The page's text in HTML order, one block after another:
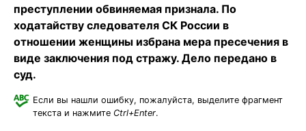
преступлении обвиняемая признала. По
ходатайству следователя СК России в
отношении женщины избрана мера пресечения в
виде заключения под стражу. Дело передано в
суд.
Если вы нашли ошибку, пожалуйста, выделите фрагмент
текста и нажмите Ctrl+Enter.